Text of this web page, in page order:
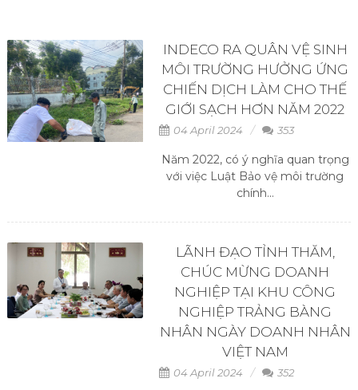
INDECO RA QUÂN VỆ SINH
MÔI TRƯỜNG HƯỞNG ỨNG
CHIẾN DỊCH LÀM CHO THẾ
GIỚI SẠCH HƠN NĂM 2022
04 April 2024 353
Năm 2022, có ý nghĩa quan trọng
với việc Luật Bảo vệ môi trường
chính...
LÃNH ĐẠO TỈNH THĂM,
CHÚC MỪNG DOANH
NGHIỆP TẠI KHU CÔNG
NGHIỆP TRẢNG BÀNG
NHÂN NGÀY DOANH NHÂN
VIỆT NAM
04 April 2024 352